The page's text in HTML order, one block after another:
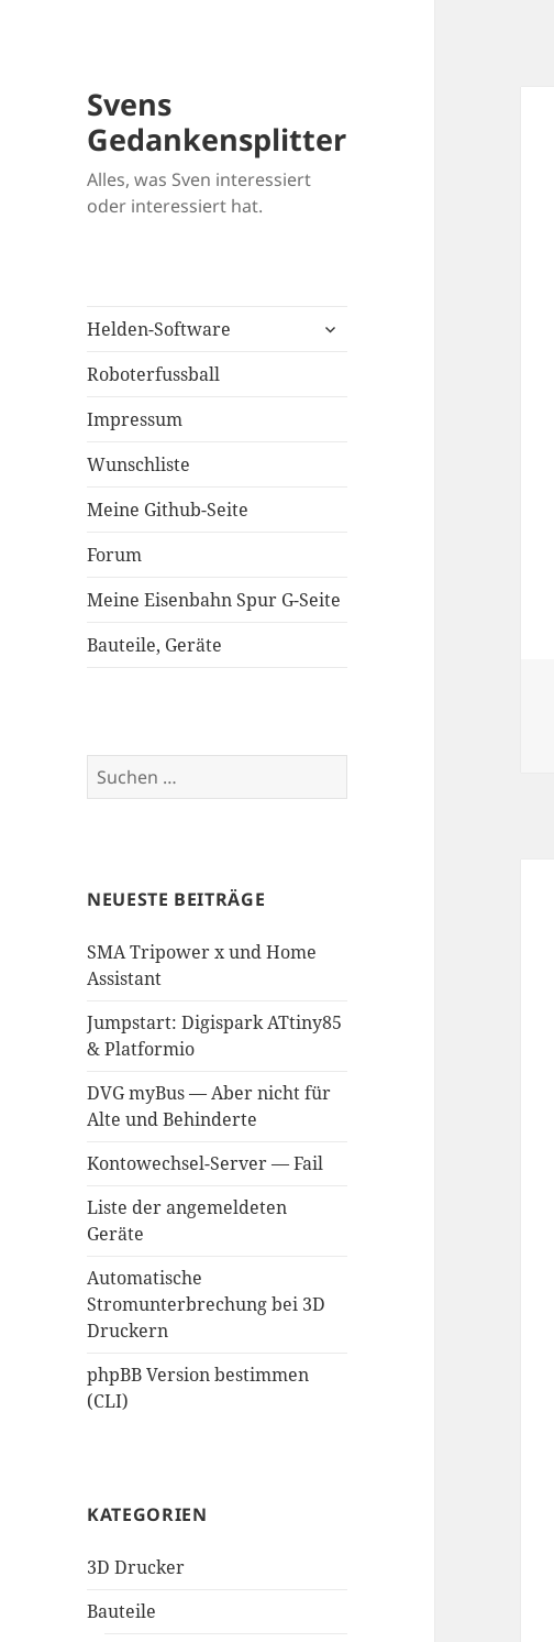
Svens
Gedankensplitter
Alles, was Sven interessiert
oder interessiert hat.
Helden-Software
untermenü
Roboterfussball
Impressum
Wunschliste
Meine Github-Seite
Forum
Meine Eisenbahn Spur G-Seite
Bauteile, Geräte
Suchen
nach:
NEUESTE BEITRÄGE
SMA Tripower x und Home
Assistant
Jumpstart: Digispark ATtiny85
& Platformio
DVG myBus — Aber nicht für
Alte und Behinderte
Kontowechsel-Server — Fail
Liste der angemeldeten
Geräte
Automatische
Stromunterbrechung bei 3D
Druckern
phpBB Version bestimmen
(CLI)
KATEGORIEN
3D Drucker
Bauteile